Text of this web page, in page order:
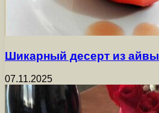
Шикарный десерт из айвы
07.11.2025